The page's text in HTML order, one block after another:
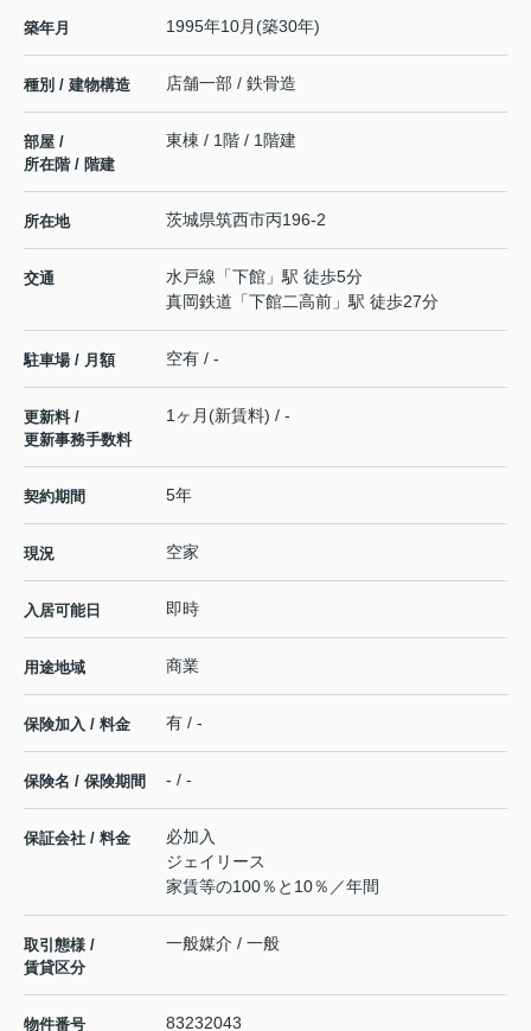
築年月 1995年10月(築30年)
種別 / 建物構造 店舗一部 / 鉄骨造
部屋 /
所在階 / 階建
東棟 / 1階 / 1階建
所在地 茨城県筑西市丙196-2
交通 水戸線 「下館 」駅 徒歩5分
真岡鉄道 「下館二高前 」駅 徒歩27分
駐車場 / 月額 空有 / -
更新料 /
更新事務手数料
1ヶ月(新賃料) / -
契約期間 5年
現況 空家
入居可能日 即時
用途地域 商業
保険加入 / 料金 有 / -
保険名 / 保険期間 - / -
保証会社 / 料金
必加入
ジェイリース
家賃等の100％と10％／年間
取引態様 /
賃貸区分
一般媒介 / 一般
物件番号 83232043